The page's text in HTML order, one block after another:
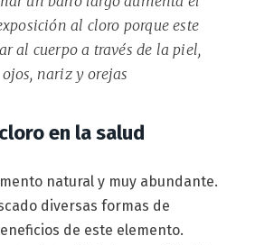
al cloro porque este
al cuerpo a través de la piel,
ojos, nariz y orejas
en la salud
natural y muy abundante.
diversas formas de
de este elemento.